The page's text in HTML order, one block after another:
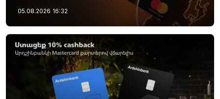
05.08.2026 16:32